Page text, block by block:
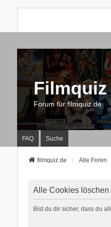
Forum für filmquiz.de
FAQ Suche
filmquiz.de Alle Foren
Alle Cookies löschen
Bist du dir sicher, dass du